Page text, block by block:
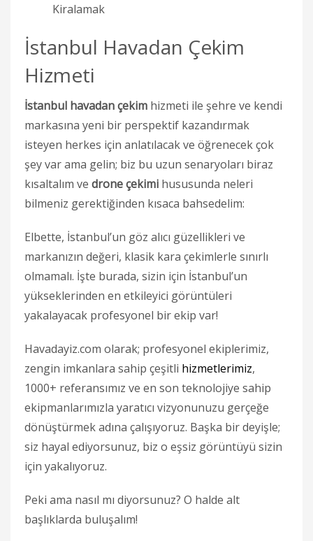
Kiralamak
İstanbul Havadan Çekim
Hizmeti
İstanbul havadan çekim hizmeti ile şehre ve kendi
markasına yeni bir perspektif kazandırmak
isteyen herkes için anlatılacak ve öğrenecek çok
şey var ama gelin; biz bu uzun senaryoları biraz
kısaltalım ve drone çekimi hususunda neleri
bilmeniz gerektiğinden kısaca bahsedelim:
Elbette, İstanbul’un göz alıcı güzellikleri ve
markanızın değeri, klasik kara çekimlerle sınırlı
olmamalı. İşte burada, sizin için İstanbul’un
yükseklerinden en etkileyici görüntüleri
yakalayacak profesyonel bir ekip var!
Havadayiz.com olarak; profesyonel ekiplerimiz,
zengin imkanlara sahip çeşitli hizmetlerimiz,
1000+ referansımız ve en son teknolojiye sahip
ekipmanlarımızla yaratıcı vizyonunuzu gerçeğe
dönüştürmek adına çalışıyoruz. Başka bir deyişle;
siz hayal ediyorsunuz, biz o eşsiz görüntüyü sizin
için yakalıyoruz.
Peki ama nasıl mı diyorsunuz? O halde alt
başlıklarda buluşalım!